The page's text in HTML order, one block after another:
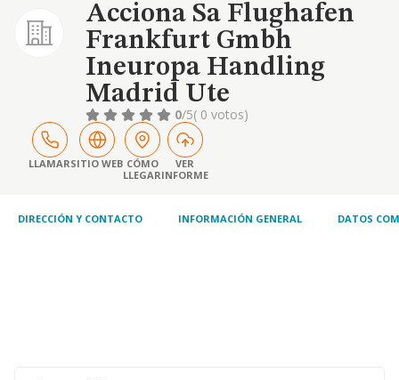
Acciona Sa Flughafen
Frankfurt Gmbh
Ineuropa Handling
Madrid Ute
0/5( 0 votos)
LLAMARSITIO WEB CÓMO
LLEGAR
VER
INFORME
DIRECCIÓN Y CONTACTO INFORMACIÓN GENERAL DATOS